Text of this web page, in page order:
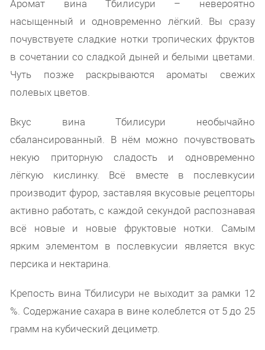
Аромат вина Тбилисури – невероятно
насыщенный и одновременно лёгкий. Вы сразу
почувствуете сладкие нотки тропических фруктов
в сочетании со сладкой дыней и белыми цветами.
Чуть позже раскрываются ароматы свежих
полевых цветов.
Вкус вина Тбилисури необычайно
сбалансированный. В нём можно почувствовать
некую приторную сладость и одновременно
лёгкую кислинку. Всё вместе в послевкусии
производит фурор, заставляя вкусовые рецепторы
активно работать, с каждой секундой распознавая
всё новые и новые фруктовые нотки. Самым
ярким элементом в послевкусии является вкус
персика и нектарина.
Крепость вина Тбилисури не выходит за рамки 12
%. Содержание сахара в вине колеблется от 5 до 25
грамм на кубический дециметр.